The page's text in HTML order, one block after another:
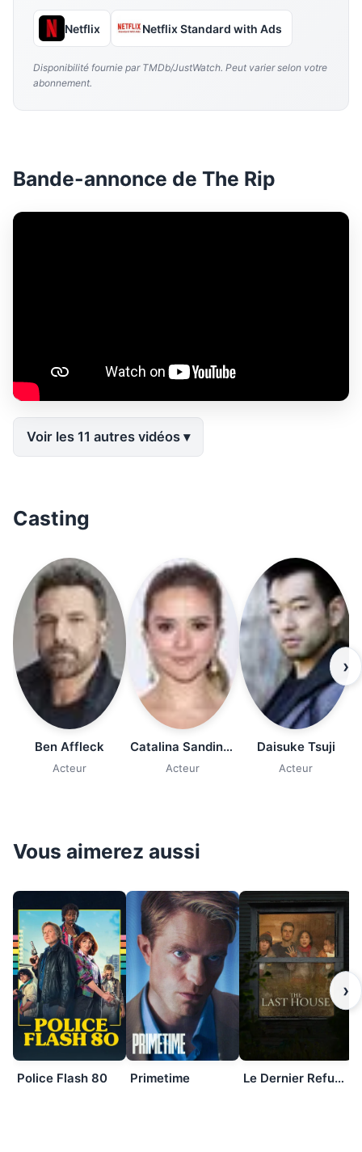
Netflix Netflix Standard with Ads
Disponibilité fournie par TMDb/JustWatch. Peut varier selon votre
abonnement.
Bande-annonce de The Rip
Voir les 11 autres vidéos
Casting
Ben Affleck
Acteur
Catalina Sandino Moreno
Acteur
Daisuke Tsuji
Acteur
›
Vous aimerez aussi
Police Flash 80 Primetime Le Dernier Refuge
›